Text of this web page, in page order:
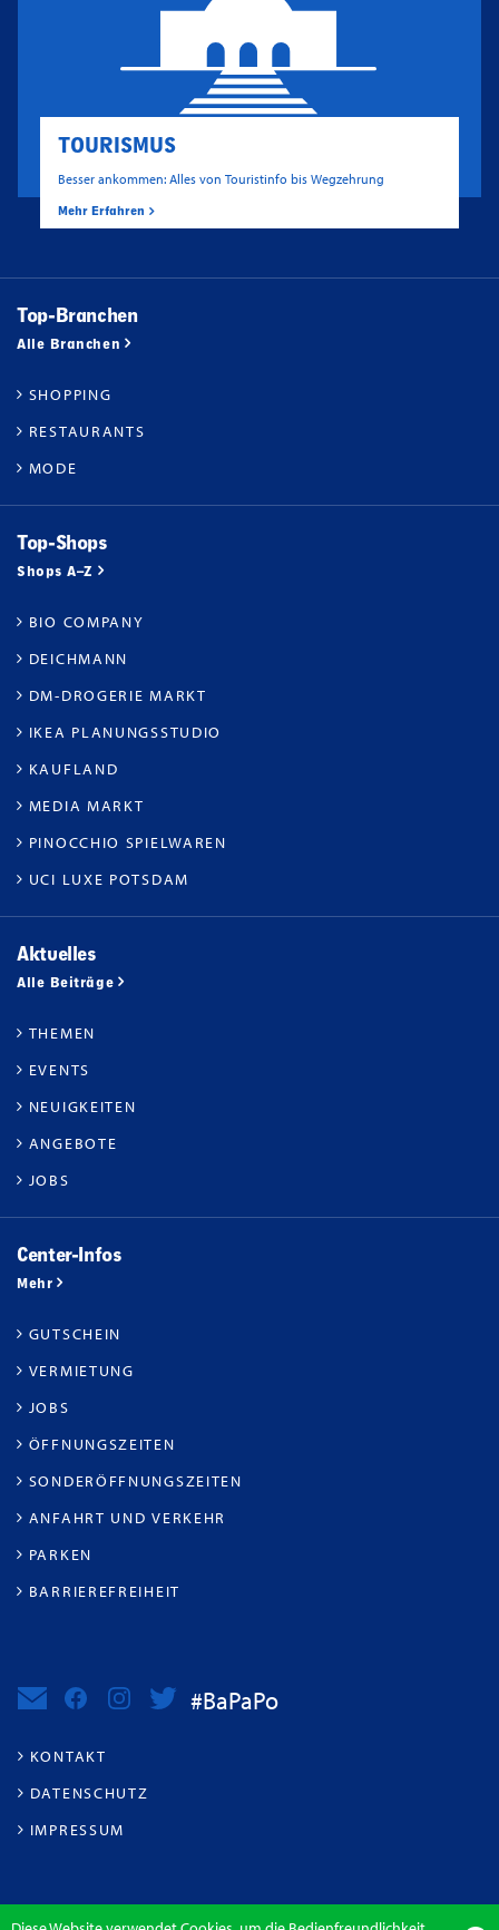
TOURISMUS
Besser ankommen: Alles von Touristinfo bis Wegzehrung
Mehr Erfahren
Top-Branchen
Alle Branchen
SHOPPING
RESTAURANTS
MODE
Top-Shops
Shops A–Z
BIO COMPANY
DEICHMANN
DM-DROGERIE MARKT
IKEA PLANUNGSSTUDIO
KAUFLAND
MEDIA MARKT
PINOCCHIO SPIELWAREN
UCI LUXE POTSDAM
Aktuelles
Alle Beiträge
THEMEN
EVENTS
NEUIGKEITEN
ANGEBOTE
JOBS
Center-Infos
Mehr
GUTSCHEIN
VERMIETUNG
JOBS
ÖFFNUNGSZEITEN
SONDERÖFFNUNGSZEITEN
ANFAHRT UND VERKEHR
PARKEN
BARRIEREFREIHEIT
#BaPaPo
KONTAKT
DATENSCHUTZ
IMPRESSUM